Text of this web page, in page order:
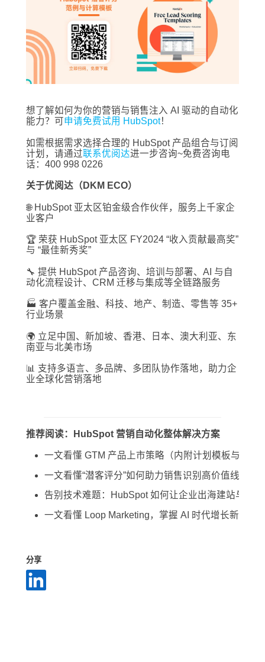
想了解如何为你的营销与销售注入 AI 驱动的自动化
能力？可申请免费试用 HubSpot！
如需根据需求选择合理的 HubSpot 产品组合与订阅
计划，请通过联系优阅达进一步咨询~免费咨询电
话：400 998 0226
关于优阅达（DKM ECO）
🌐 HubSpot 亚太区铂金级合作伙伴，服务上千家企
业客户
🏆 荣获 HubSpot 亚太区 FY2024 “收入贡献最高奖”
与 “最佳新秀奖”
🔧 提供 HubSpot 产品咨询、培训与部署、AI 与自
动化流程设计、CRM 迁移与集成等全链路服务
🏭 客户覆盖金融、科技、地产、制造、零售等 35+
行业场景
🌍 立足中国、新加坡、香港、日本、澳大利亚、东
南亚与北美市场
📊 支持多语言、多品牌、多团队协作落地，助力企
业全球化营销落地
推荐阅读：HubSpot 营销自动化整体解决方案
一文看懂 GTM 产品上市策略（内附计划模板与案例
一文看懂“潜客评分”如何助力销售识别高价值线索（
告别技术难题：HubSpot 如何让企业出海建站与营
一文看懂 Loop Marketing，掌握 AI 时代增长新玩法
分享